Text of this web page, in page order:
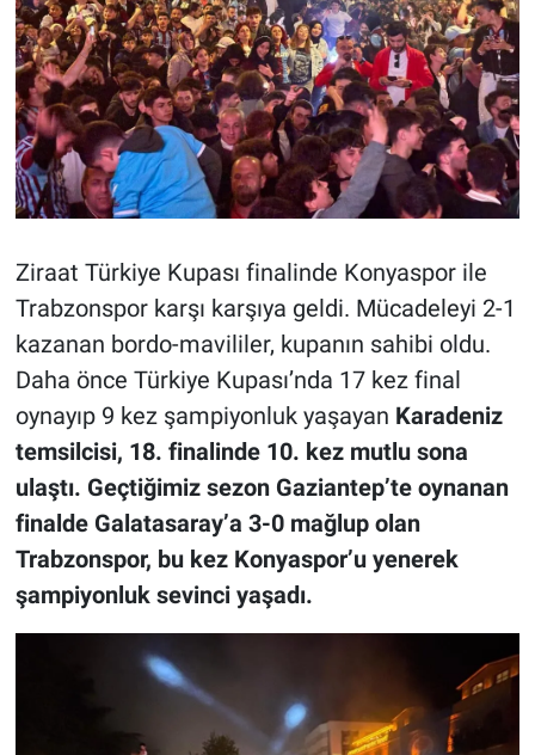
Ziraat Türkiye Kupası finalinde Konyaspor ile
Trabzonspor karşı karşıya geldi. Mücadeleyi 2-1
kazanan bordo-mavililer, kupanın sahibi oldu.
Daha önce Türkiye Kupası’nda 17 kez final
oynayıp 9 kez şampiyonluk yaşayan Karadeniz
temsilcisi, 18. finalinde 10. kez mutlu sona
ulaştı. Geçtiğimiz sezon Gaziantep’te oynanan
finalde Galatasaray’a 3-0 mağlup olan
Trabzonspor, bu kez Konyaspor’u yenerek
şampiyonluk sevinci yaşadı.